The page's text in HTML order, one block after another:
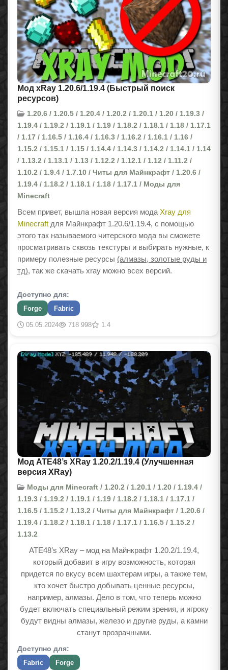
Мод xRay 1.20.6/1.19.4 (Быстрый поиск
ресурсов)
1.20.6 / 1.20.5 / 1.20.4 / 1.20.2 / 1.20.1 / 1.20 / 1.19.3 /
1.19.4 / 1.19.2 / 1.19.1 / 1.19 / 1.18.2 / 1.18.1 / 1.18 / 1.17.1
/ 1.17 / 1.16.5 / 1.16.4 / 1.16.3 / 1.16.2 / 1.16.1 / 1.16 /
1.15.2 / 1.15.1 / 1.15 / 1.14.4 / 1.14.3 / 1.14.2 / 1.14.1 / 1.14
/ 1.13.2 / 1.13.1 / 1.13 / 1.12.2 / 1.12.1 / 1.12 / 1.11.2 /
1.10.2 / 1.9.4 / 1.7.10 / Читы для Майнкрафт / 1.20.6 /
1.19.4 / 1.18.2 / 1.18.1 / 1.18 / 1.17.1 / Моды для
Minecraft
Всем привет, вышла новая версия мода Xray для
Minecraft для Майнкрафт 1.20.6/1.19.4, с помощью
этого так называемого читерского мода вы сможете
просматривать сквозь текстуры и выбирать нужные, к
примеру полезные ресурсы (алмазы, золотые руды и
тд), так же скачать xray можно всех версий.
Доступно для:
Forge Fabric
05.05.2024 718 998 1.4
Мод ATE48’s XRay 1.20.2/1.19.4 (Улучшенная
версия XRay)
Моды для Minecraft / 1.20.2 / 1.20.1 / 1.20 / 1.19.4 /
1.19.3 / 1.19.2 / 1.19.1 / 1.19 / 1.18.2 / 1.18.1 / 1.17.1 /
1.16.5 / 1.15.2 / 1.13.2 / Читы для Майнкрафт / 1.20.6 /
1.19.4 / 1.18.2 / 1.18.1 / 1.18 / 1.17.1 / 1.16.5 / 1.15.2 /
1.13.2
ATE48’s XRay – мод на Майнкрафт 1.20.2/1.19.4,
который добавит в игру возможность, которая
придется по вкусу всем шахтерам игры, а также тем,
кто хочет быстро добывать ценные ресурсы,
например, алмазы. Дело в том, что теперь можно
будет включать специальный режим зрения, и игроку
будут видны алмазы, железо и другие руды, а камни
станут прозрачными.
Доступно для:
Fabric Forge